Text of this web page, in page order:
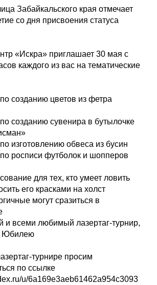
Забайкальского края отмечает
со дня присвоения статуса
«Искра» приглашает 30 мая с
каждого из вас на тематические
созданию цветов из фетра
созданию сувенира в бутылочке
изготовлению обвеса из бусин
росписи футболок и шопперов
для тех, кто умеет ловить
его красками на холст
могут сразиться в
и всеми любимый лазертаг-турнир,
Юбилею
турнире просим
по ссылке
u/6a169e3aeb61462a954c3093